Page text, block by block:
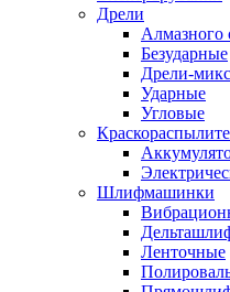
Дрели
Алмазного
Безударные
Дрели-
Ударные
Угловые
Шлифмашинки
Ленточные